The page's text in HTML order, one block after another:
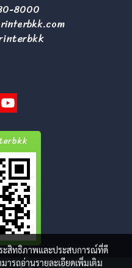
8000
ะสิทธิภาพและประสบการณ์ที่ดี
ารถอ่านรายละเอียดเพิ่มเติม